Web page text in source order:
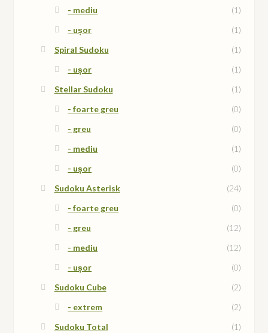
- mediu
(1)
- ușor
(1)
Spiral Sudoku
(1)
- ușor
(1)
Stellar Sudoku
(1)
- foarte greu
(0)
- greu
(0)
- mediu
(1)
- ușor
(0)
Sudoku Asterisk
(24)
- foarte greu
(0)
- greu
(12)
- mediu
(12)
- ușor
(0)
Sudoku Cube
(2)
- extrem
(2)
Sudoku Total
(1)